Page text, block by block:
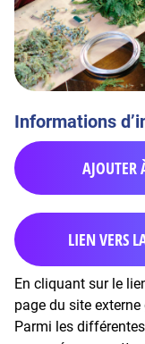
Informations
AJOUTER
LIEN VERS
En cliquant sur le
page du site
Parmi les